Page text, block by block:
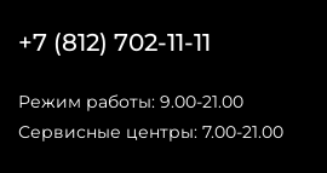
+7 (812) 702-11-11
Режим работы: 9.00-21.00
Сервисные центры: 7.00-21.00